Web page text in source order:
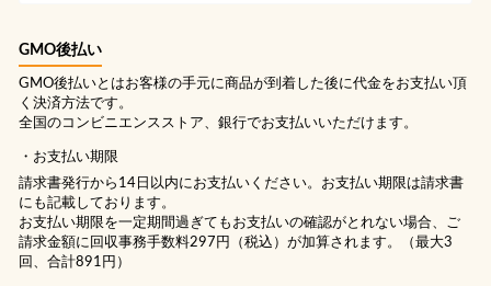
GMO後払い
GMO後払いとはお客様の手元に商品が到着した後に代金をお支払い頂
く決済方法です。
全国のコンビニエンスストア、銀行でお支払いいただけます。
お支払い期限
請求書発行から14日以内にお支払いください。お支払い期限は請求書
にも記載しております。
お支払い期限を一定期間過ぎてもお支払いの確認がとれない場合、ご
請求金額に回収事務手数料297円（税込）が加算されます。（最大3
回、合計891円）